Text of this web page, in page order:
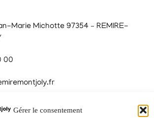
Gérer le consentement
Marie Michotte 97354 – REMIRE-
00